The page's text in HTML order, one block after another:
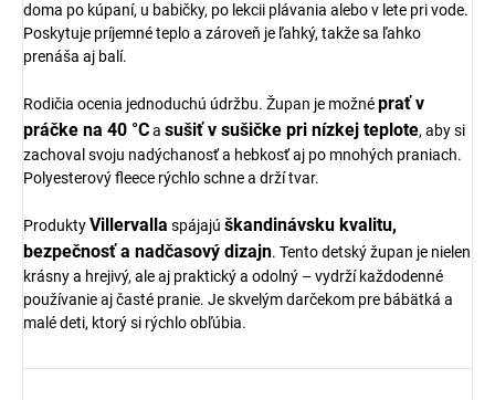
doma po kúpaní, u babičky, po lekcii plávania alebo v lete pri vode.
Poskytuje príjemné teplo a zároveň je ľahký, takže sa ľahko
prenáša aj balí.
Rodičia ocenia jednoduchú údržbu. Župan je možnéprať v
práčke na 40 °Ca sušiť v sušičke pri nízkej teplote, aby si
zachoval svoju nadýchanosť a hebkosť aj po mnohých praniach.
Polyesterový fleece rýchlo schne a drží tvar.
ProduktyVillervalla spájajú škandinávsku kvalitu,
bezpečnosť a nadčasový dizajn. Tento detský župan je nielen
krásny a hrejivý, ale aj praktický a odolný – vydrží každodenné
používanie aj časté pranie. Je skvelým darčekom pre bábätká a
malé deti, ktorý si rýchlo obľúbia.